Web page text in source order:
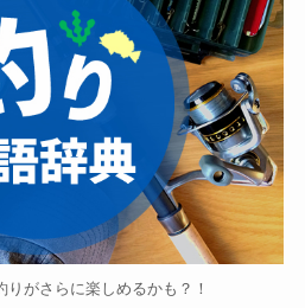
りがさらに楽しめるかも？！